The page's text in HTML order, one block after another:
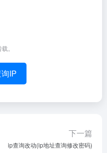
。
IP
下一篇
ip查询改动(ip地址查询修改密码)